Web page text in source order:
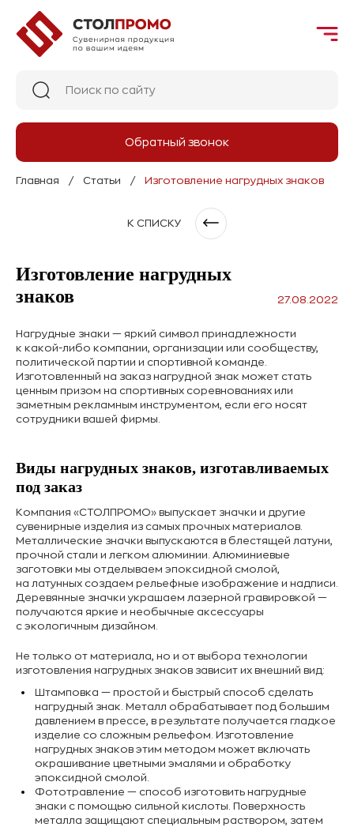
Обратный звонок
Главная Статьи Изготовление нагрудных знаков
К СПИСКУ
Изготовление нагрудных
знаков
27.08.2022
Нагрудные знаки — яркий символ принадлежности
к какой-либо компании, организации или сообществу,
политической партии и спортивной команде.
Изготовленный на заказ нагрудной знак может стать
ценным призом на спортивных соревнованиях или
заметным рекламным инструментом, если его носят
сотрудники вашей фирмы.
Виды нагрудных знаков, изготавливаемых
под заказ
Компания «СТОЛПРОМО» выпускает значки и другие
сувенирные изделия из самых прочных материалов.
Металлические значки выпускаются в блестящей латуни,
прочной стали и легком алюминии. Алюминиевые
заготовки мы отделываем эпоксидной смолой,
на латунных создаем рельефные изображение и надписи.
Деревянные значки украшаем лазерной гравировкой —
получаются яркие и необычные аксессуары
с экологичным дизайном.
Не только от материала, но и от выбора технологии
изготовления нагрудных знаков зависит их внешний вид:
Штамповка — простой и быстрый способ сделать
нагрудный знак. Металл обрабатывает под большим
давлением в прессе, в результате получается гладкое
изделие со сложным рельефом. Изготовление
нагрудных знаков этим методом может включать
окрашивание цветными эмалями и обработку
эпоксидной смолой.
Фототравление — способ изготовить нагрудные
знаки с помощью сильной кислоты. Поверхность
металла защищают специальным раствором, затем